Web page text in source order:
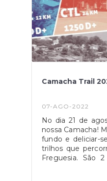
Camacha Trail
07-AGO-2022
No dia 21 de
nossa Camacha!
fundo e deliciar-
trilhos que
Freguesia. São
24km que